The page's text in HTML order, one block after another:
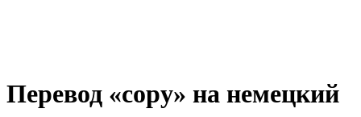
Перевод «copy» на немецкий